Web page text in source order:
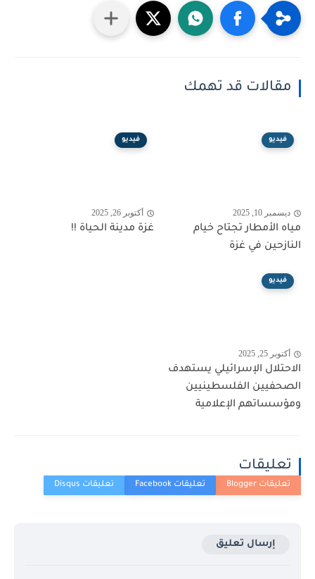
مقالات قد تهمك
فيديو
ديسمبر 10, 2025
مياه الأمطار تجتاح خيام
النازحين في غزة
فيديو
أكتوبر 26, 2025
غزة مدينة الحياة !!
فيديو
أكتوبر 25, 2025
الاحتلال الإسرائيلي يستهدف
الصحفيين الفلسطينيين
ومؤسساتهم الإعلامية
تعليقات
إرسال تعليق